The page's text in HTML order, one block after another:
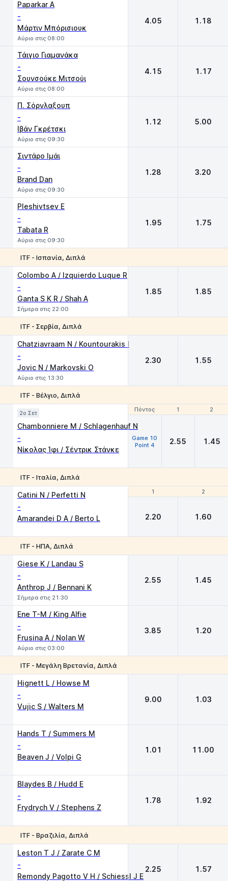
Paparkar A
-
Μάρτιν Μπόρισιουκ
Αύριο στις 08:00
4.05 1.18
Τάιγιο Γιαμανάκα
-
Σουνσούκε Μιτσούι
Αύριο στις 08:00
4.15 1.17
Π. Σόρνλαξουπ
-
Ιβάν Γκρέτσκι
Αύριο στις 09:30
1.12 5.00
Σιντάρο Ιμάι
-
Brand Dan
Αύριο στις 09:30
1.28 3.20
Pleshivtsev E
-
Tabata R
Αύριο στις 09:30
1.95 1.75
ITF - Ισπανία, Διπλά
Colombo A / Izquierdo Luque R
-
Ganta S K R / Shah A
Σήμερα στις 22:00
1.85 1.85
ITF - Σερβία, Διπλά
Chatziavraam N / Kountourakis I
-
Jovic N / Markovski O
Αύριο στις 13:30
2.30 1.55
ITF - Βέλγιο, Διπλά
Πόντος 1 2
2o Σετ
Chambonniere M / Schlagenhauf N
-
Νίκολας Ίφι / Σέντρικ Στάνκε
Πόντος 1 2
Game 10
Point 4
2.55 1.45
ITF - Ιταλία, Διπλά
1 2
Catini N / Perfetti N
-
Amarandei D A / Berto L
1 2
2.20 1.60
ITF - ΗΠΑ, Διπλά
Giese K / Landau S
-
Anthrop J / Bennani K
Σήμερα στις 21:30
2.55 1.45
Ene T-M / King Alfie
-
Frusina A / Nolan W
Αύριο στις 03:00
3.85 1.20
ITF - Μεγάλη Βρετανία, Διπλά
Hignett L / Howse M
-
Vujic S / Walters M
9.00 1.03
Hands T / Summers M
-
Beaven J / Volpi G
1.01 11.00
Blaydes B / Hudd E
-
Frydrych V / Stephens Z
1.78 1.92
ITF - Βραζιλία, Διπλά
Leston T J / Zarate C M
-
Remondy Pagotto V H / Schiessl J E
2.25 1.57